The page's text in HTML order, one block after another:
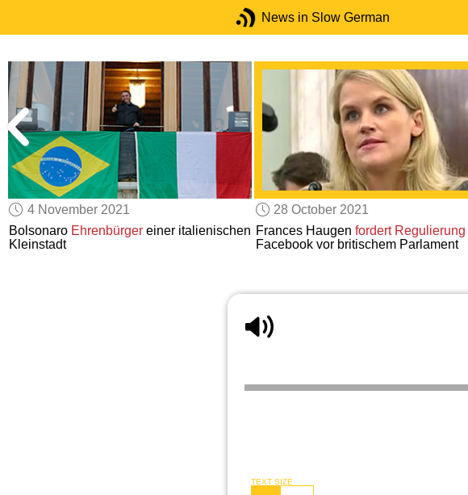
News in Slow German
4 November 2021
Bolsonaro Ehrenbürger einer italienischen
Kleinstadt
28 October 2021
Frances Haugen fordert Regulierung
Facebook vor britischem Parlament
TEXT SIZE